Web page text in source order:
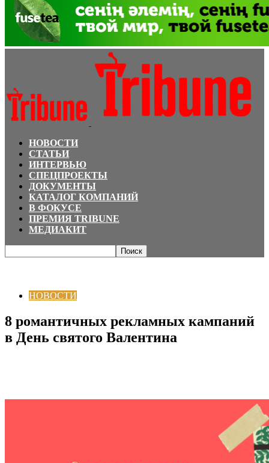
НОВОСТИ
СТАТЬИ
ИНТЕРВЬЮ
СПЕЦПРОЕКТЫ
ДОКУМЕНТЫ
КАТАЛОГ КОМПАНИЙ
В ФОКУСЕ
ПРЕМИЯ TRIBUNE
МЕДИАКИТ
НОВОСТИ
8 романтичных рекламных кампаний
в День святого Валентина